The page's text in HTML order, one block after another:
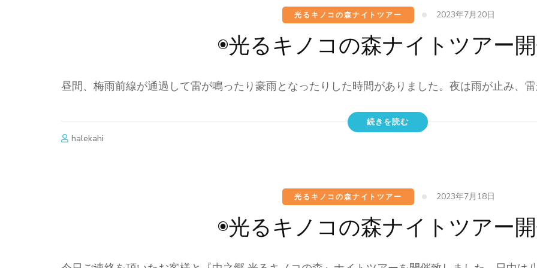
光るキノコの森ナイトツアー 2023年7月20日
◉光るキノコの森ナイトツアー
昼間、梅雨前線が通過して雷が鳴ったり豪雨となったりした時間がありました。夜は雨が止み、
続きを読む
halekahi
光るキノコの森ナイトツアー 2023年7月18日
◉光るキノコの森ナイトツアー